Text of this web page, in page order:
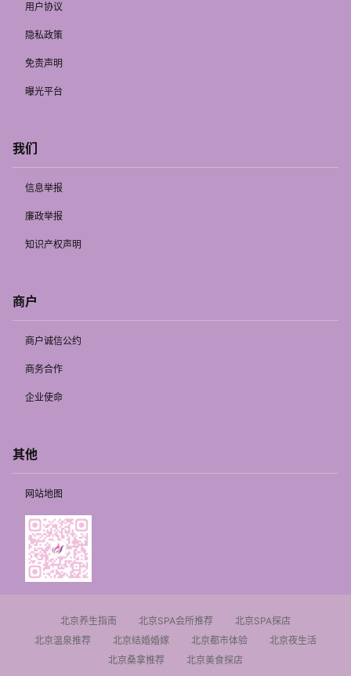
用户协议
隐私政策
免责声明
曝光平台
我们
信息举报
廉政举报
知识产权声明
商户
商户诚信公约
商务合作
企业使命
其他
网站地图
北京养生指南 北京SPA会所推荐
北京SPA探店
北京温泉推荐
北京结婚婚嫁 北京都市体验
北京夜生活
北京桑拿推荐
北京美食探店